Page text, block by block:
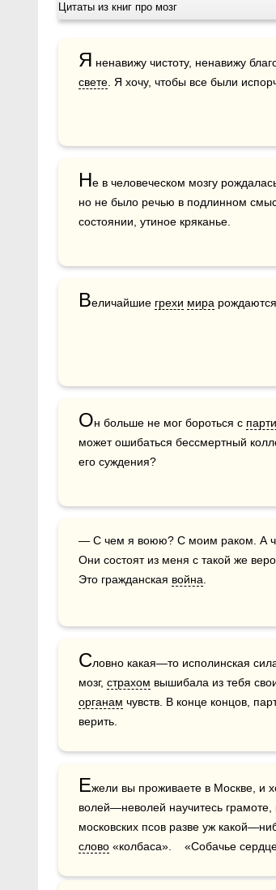
Цитаты из книг про мозг
Я
свете . Я хочу, чтобы все были
Не в человеческом мозгу
но не было речью в подлинном
состоянии, утиное кряканье.
Величайшие грехи мира рождаются
Он больше не мог бороться с
может ошибаться бессмертный
его суждения?
— С чем я воюю? С моим раком. А
Они состоят из меня с такой же
Это гражданская война
Словно какая—то исполинская
мозг, страхом
органам чувств. В конце концов,
верить.
Ежели вы проживаете в Москве, и
волей—неволей научитесь грамоте,
московских псов разве уж
слово «колбаса».    «Собачье